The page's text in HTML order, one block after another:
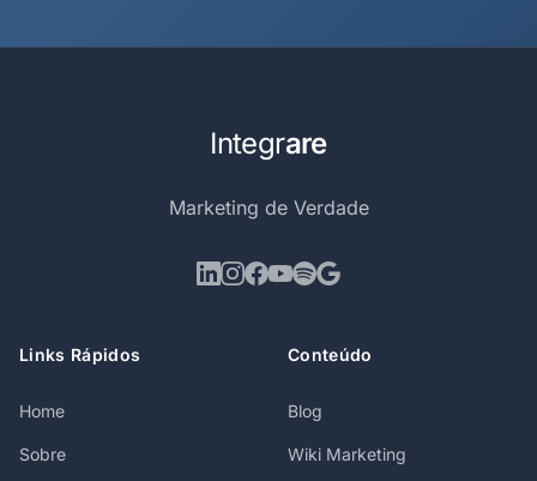
Integrare
Marketing de Verdade
Links Rápidos
Home
Sobre
Conteúdo
Blog
Wiki Marketing